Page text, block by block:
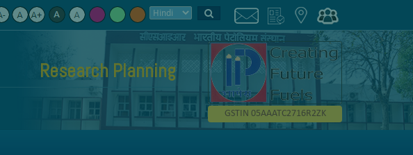
Research Planning
GSTIN 05AAATC2716R2ZK